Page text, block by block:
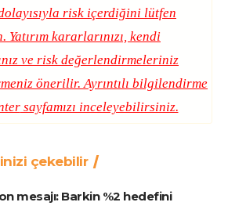
risk içerdiğini lütfen
Yatırım kararlarınızı, kendi
ve risk değerlendirmeleriniz
önerilir. Ayrıntılı bilgilendirme
sayfamızı inceleyebilirsiniz.
çekebilir
mesajı: Barkin %2 hedefini